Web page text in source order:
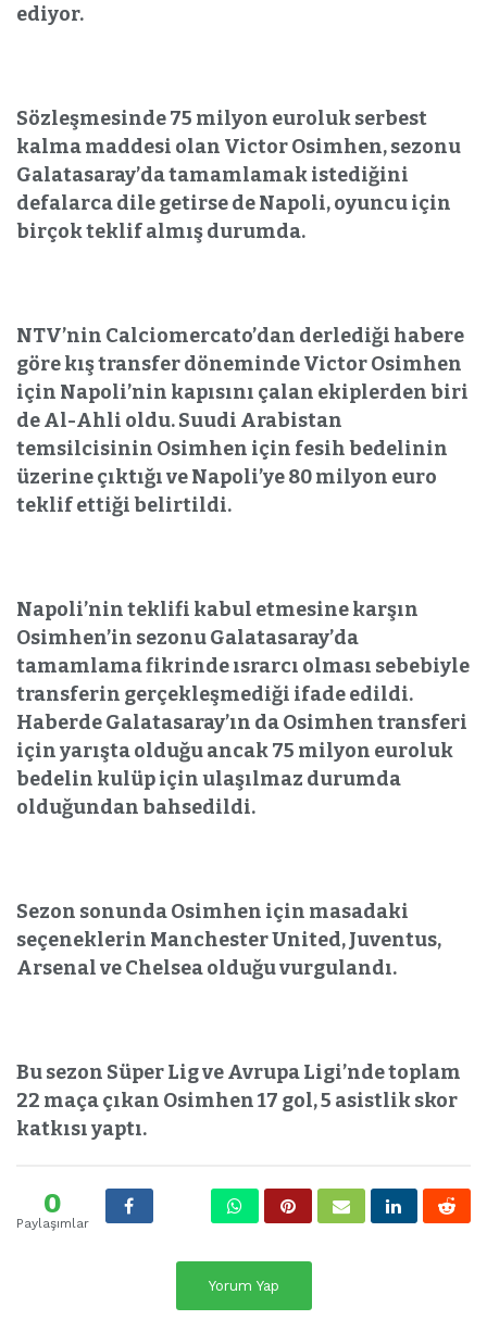
ediyor.
Sözleşmesinde 75 milyon euroluk serbest
kalma maddesi olan Victor Osimhen, sezonu
Galatasaray’da tamamlamak istediğini
defalarca dile getirse de Napoli, oyuncu için
birçok teklif almış durumda.
NTV’nin Calciomercato’dan derlediği habere
göre kış transfer döneminde Victor Osimhen
için Napoli’nin kapısını çalan ekiplerden biri
de Al-Ahli oldu. Suudi Arabistan
temsilcisinin Osimhen için fesih bedelinin
üzerine çıktığı ve Napoli’ye 80 milyon euro
teklif ettiği belirtildi.
Napoli’nin teklifi kabul etmesine karşın
Osimhen’in sezonu Galatasaray’da
tamamlama fikrinde ısrarcı olması sebebiyle
transferin gerçekleşmediği ifade edildi.
Haberde Galatasaray’ın da Osimhen transferi
için yarışta olduğu ancak 75 milyon euroluk
bedelin kulüp için ulaşılmaz durumda
olduğundan bahsedildi.
Sezon sonunda Osimhen için masadaki
seçeneklerin Manchester United, Juventus,
Arsenal ve Chelsea olduğu vurgulandı.
Bu sezon Süper Lig ve Avrupa Ligi’nde toplam
22 maça çıkan Osimhen 17 gol, 5 asistlik skor
katkısı yaptı.
0
Paylaşımlar
Yorum Yap